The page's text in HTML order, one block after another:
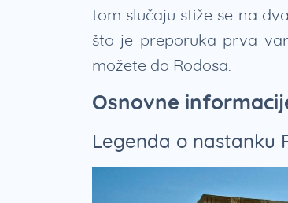
tom slučaju stiže se na
što je preporuka prva
možete do Rodosa.
Osnovne
Legenda o nastanku